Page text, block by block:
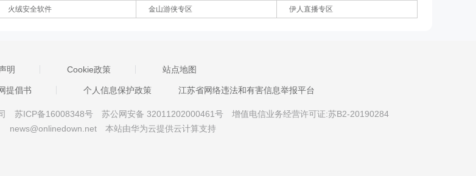
火绒安全软件 金山游侠专区 伊人直播专区
明 Cookie政策 站点地图
提倡书 个人信息保护政策 江苏省网络违法和有害信息举报平台
苏ICP备16008348号 苏公网安备 32011202000461号
增值电信业务经营许可证:苏B2-20190284
news@onlinedown.net 本站由华为云提供云计算支持